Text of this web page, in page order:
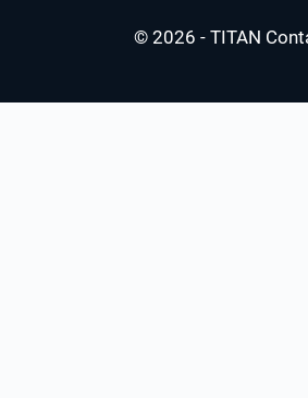
© 2026 - TITAN